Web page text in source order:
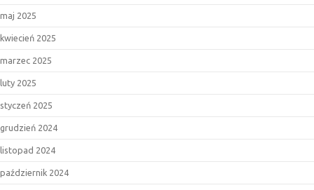
maj 2025
kwiecień 2025
marzec 2025
luty 2025
styczeń 2025
grudzień 2024
listopad 2024
październik 2024